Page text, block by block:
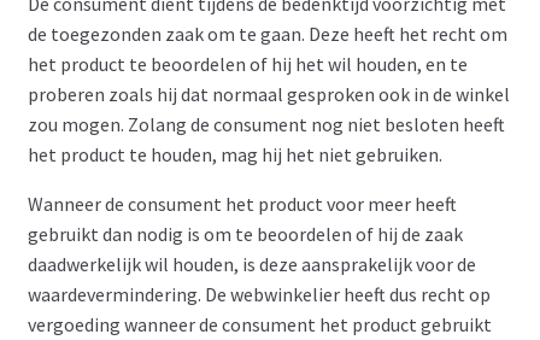
de toegezonden zaak om te gaan. Deze heeft het recht om
het product te beoordelen of hij het wil houden, en te
proberen zoals hij dat normaal gesproken ook in de winkel
zou mogen. Zolang de consument nog niet besloten heeft
het product te houden, mag hij het niet gebruiken.
Wanneer de consument het product voor meer heeft
gebruikt dan nodig is om te beoordelen of hij de zaak
daadwerkelijk wil houden, is deze aansprakelijk voor de
waardevermindering. De webwinkelier heeft dus recht op
vergoeding wanneer de consument het product gebruikt